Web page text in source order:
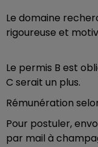
Le domaine
rigoureuse et
Le permis B est
C serait un plus.
Rémunération
Pour postuler,
par mail à